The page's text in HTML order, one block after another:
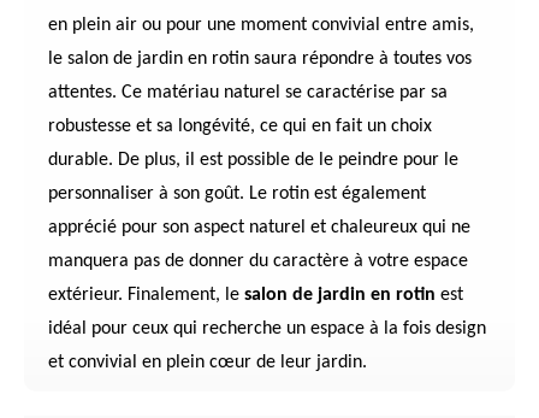
en plein air ou pour une moment convivial entre amis,
le salon de jardin en rotin saura répondre à toutes vos
attentes. Ce matériau naturel se caractérise par sa
robustesse et sa longévité, ce qui en fait un choix
durable. De plus, il est possible de le peindre pour le
personnaliser à son goût. Le rotin est également
apprécié pour son aspect naturel et chaleureux qui ne
manquera pas de donner du caractère à votre espace
extérieur. Finalement, le salon de jardin en rotin est
idéal pour ceux qui recherche un espace à la fois design
et convivial en plein cœur de leur jardin.